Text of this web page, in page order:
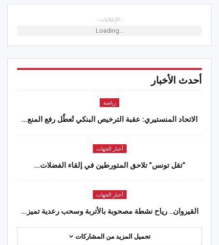
- الإعلانات -
Loading...
أحدث الأخبار
رياضة
الاتحاد المنستيري: عقبة الترخيص البنكي تُعطّل رفع المنع…
أخبار الجهات
“تقل تونس” تلاحق المتورطين في إلقاء الفضلات…
أخبار الجهات
القيروان.. رياح نشطة مصحوبة بالأتربة وسحب رعدية تميز…
تحميل المزيد من المشاركات